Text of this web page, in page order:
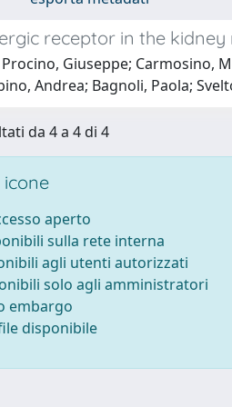
receptor in the
Procino, Giuseppe; Carmosino,
Andrea; Bagnoli, Paola;
da 4 a 4 di 4
aperto
sulla rete interna
agli utenti autorizzati
solo agli amministratori
embargo
disponibile